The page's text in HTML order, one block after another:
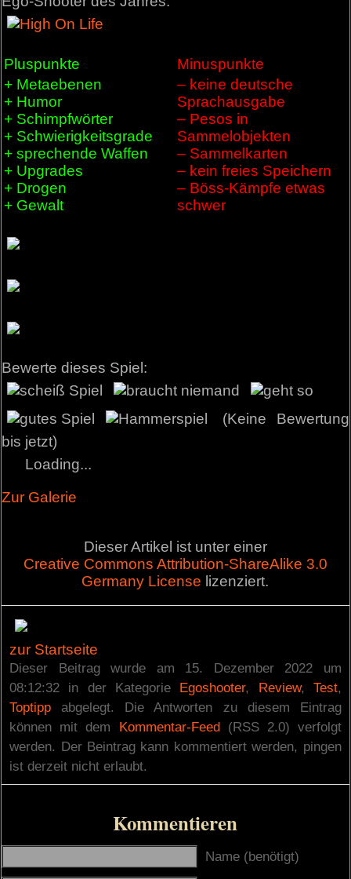
Pluspunkte
Minuspunkte
+ Metaebenen
+ Humor
+ Schimpfwörter
+ Schwierigkeitsgrade
+ sprechende Waffen
+ Upgrades
+ Drogen
+ Gewalt
– keine deutsche
Sprachausgabe
– Pesos in
Sammelobjekten
– Sammelkarten
– kein freies Speichern
– Böss-Kämpfe etwas
schwer
Bewerte dieses Spiel:
(Keine Bewertung
bis jetzt)
Loading...
Zur Galerie
Dieser Artikel ist unter einer
Creative Commons Attribution-ShareAlike 3.0
Germany License lizenziert.
zur Startseite
Dieser Beitrag wurde am 15. Dezember 2022 um
08:12:32 in der Kategorie Egoshooter, Review, Test,
Toptipp abgelegt. Die Antworten zu diesem Eintrag
können mit dem Kommentar-Feed(RSS 2.0) verfolgt
werden. Der Beintrag kann kommentiert werden, pingen
ist derzeit nicht erlaubt.
Kommentieren
Name (benötigt)